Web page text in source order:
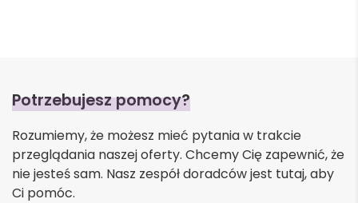
Potrzebujesz pomocy?
Rozumiemy, że możesz mieć pytania w trakcie
przeglądania naszej oferty. Chcemy Cię zapewnić, że
nie jesteś sam. Nasz zespół doradców jest tutaj, aby
Ci pomóc.